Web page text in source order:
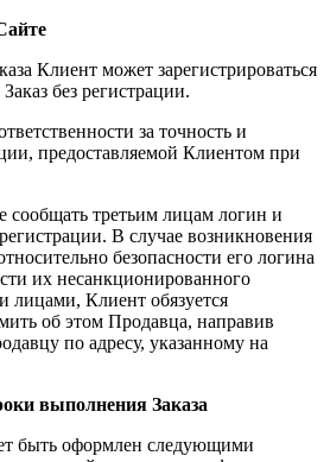
Клиент может зарегистрироваться
без регистрации.
за точность и
предоставляемой Клиентом при
сообщать третьим лицам логин и
В случае возникновения
безопасности его логина
их несанкционированного
лицами, Клиент обязуется
об этом Продавца, направив
по адресу, указанному на
выполнения Заказа
быть оформлен следующими